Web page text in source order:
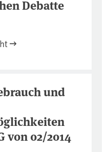
Debatte
und
von 02/2014